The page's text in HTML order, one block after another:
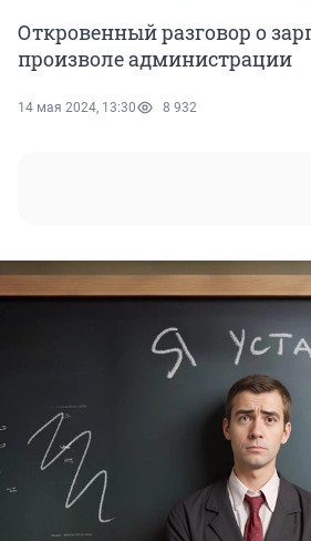
Откровенный разговор о
произволе администрации
14 мая 2024, 13:30 8 932